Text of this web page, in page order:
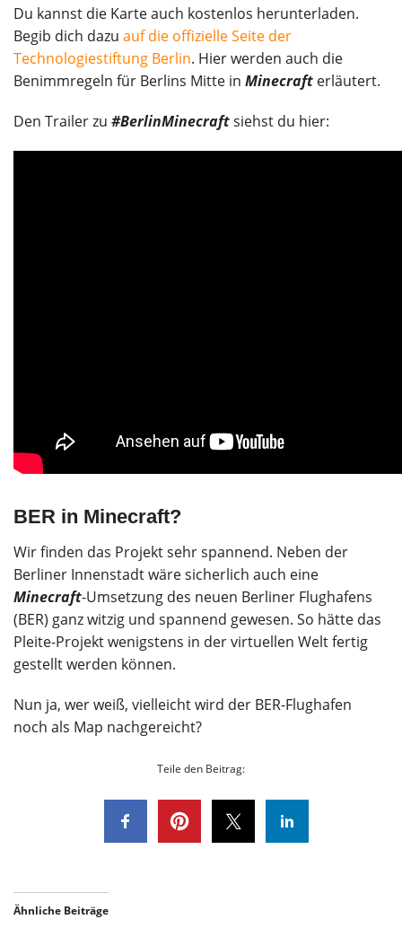
Du kannst die Karte auch kostenlos herunterladen.
Begib dich dazu auf die offizielle Seite der
Technologiestiftung Berlin. Hier werden auch die
Benimmregeln für Berlins Mitte in Minecraft erläutert.
Den Trailer zu #BerlinMinecraftsiehst du hier:
BER in Minecraft?
Wir finden das Projekt sehr spannend. Neben der
Berliner Innenstadt wäre sicherlich auch eine
Minecraft-Umsetzung des neuen Berliner Flughafens
(BER) ganz witzig und spannend gewesen. So hätte das
Pleite-Projekt wenigstens in der virtuellen Welt fertig
gestellt werden können.
Nun ja, wer weiß, vielleicht wird der BER-Flughafen
noch als Map nachgereicht?
Teile den Beitrag:
Ähnliche Beiträge